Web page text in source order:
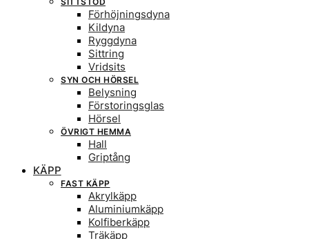
Förhöjningsdyna
Kildyna
Ryggdyna
Sittring
Vridsits
SYN OCH HÖRSEL
Belysning
Förstoringsglas
Hörsel
ÖVRIGT HEMMA
Hall
Griptång
KÄPP
FAST KÄPP
Akrylkäpp
Aluminiumkäpp
Kolfiberkäpp
Träkäpp